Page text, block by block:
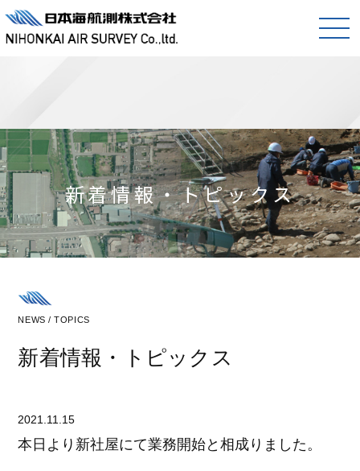
新着情報・トピックス
NEWS / TOPICS
新着情報・トピックス
2021.11.15
本日より新社屋にて業務開始と相成りました。